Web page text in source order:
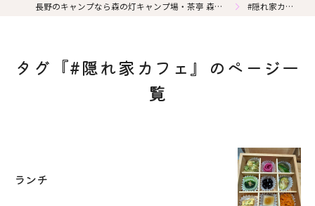
長野のキャンプなら森の灯キャンプ場・茶亭 森の灯 #隠れ家カフェ
タグ『#隠れ家カフェ』のページ一
覧
ランチ